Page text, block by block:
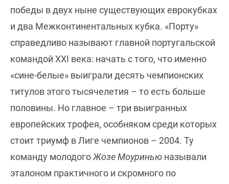
победы в двух ныне существующих еврокубках
и два Межконтинентальных кубка. «Порту»
справедливо называют главной португальской
командой XXI века: начать с того, что именно
«сине-белые» выиграли десять чемпионских
титулов этого тысячелетия – то есть больше
половины. Но главное – три выигранных
европейских трофея, особняком среди которых
стоит триумф в Лиге чемпионов – 2004. Ту
команду молодогоЖозе Моуринью называли
эталоном практичного и скромного по